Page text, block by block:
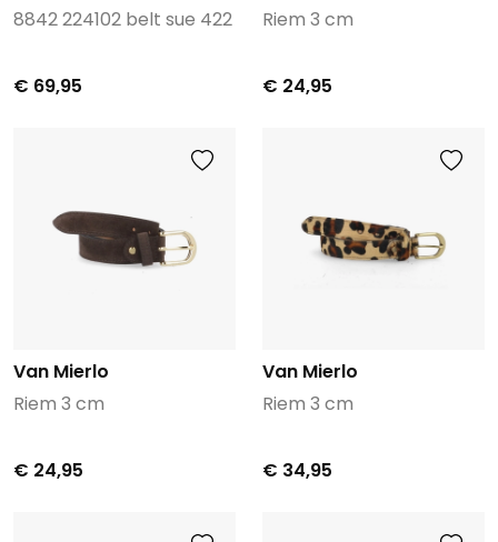
8842 224102 belt sue 422
€ 69,95
Riem 3 cm
€ 24,95
Van Mierlo
Riem 3 cm
€ 24,95
Van Mierlo
Riem 3 cm
€ 34,95